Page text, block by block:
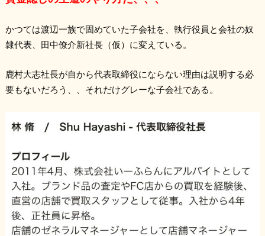
かつては渡辺一族で固めていた子会社を、執行役員と会社の奴
隷代表、田中僚介新社長（仮）に変えている。
鹿村大志社長が自から代表取締役にならない理由は説明する必
要もないだろう、、それだけグレーな子会社である。